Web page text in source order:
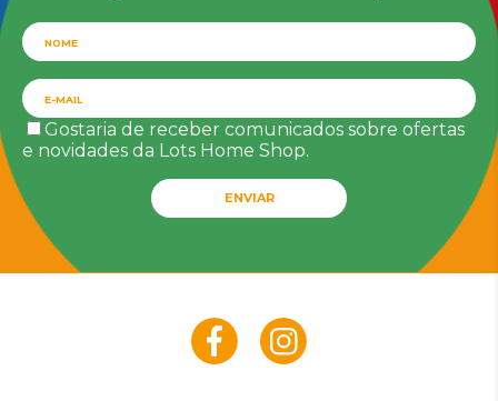
Gostaria de receber comunicados sobre ofertas
e novidades da Lots Home Shop.
ENVIAR